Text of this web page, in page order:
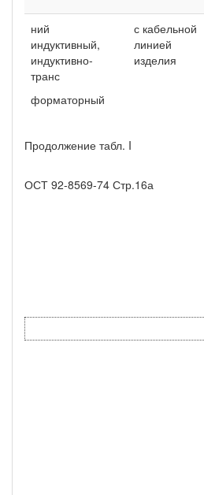
ний
индуктивный,
индуктивно-
транс­
форматорный
с кабельной
линией
изделия
Продолжение табл. I
ОСТ 92-8569-74 Стр.16а